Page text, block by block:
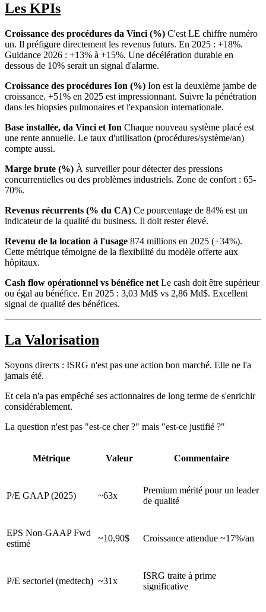
Les KPIs
Croissance des procédures da Vinci (%) C'est LE chiffre numéro
un. Il préfigure directement les revenus futurs. En 2025 : +18%.
Guidance 2026 : +13% à +15%. Une décélération durable en
dessous de 10% serait un signal d'alarme.
Croissance des procédures Ion (%) Ion est la deuxième jambe de
croissance. +51% en 2025 est impressionnant. Suivre la pénétration
dans les biopsies pulmonaires et l'expansion internationale.
Base installée, da Vinci et Ion Chaque nouveau système placé est
une rente annuelle. Le taux d'utilisation (procédures/système/an)
compte aussi.
Marge brute (%) À surveiller pour détecter des pressions
concurrentielles ou des problèmes industriels. Zone de confort : 65-
70%.
Revenus récurrents (% du CA) Ce pourcentage de 84% est un
indicateur de la qualité du business. Il doit rester élevé.
Revenu de la location à l'usage 874 millions en 2025 (+34%).
Cette métrique témoigne de la flexibilité du modèle offerte aux
hôpitaux.
Cash flow opérationnel vs bénéfice net Le cash doit être supérieur
ou égal au bénéfice. En 2025 : 3,03 Md$ vs 2,86 Md$. Excellent
signal de qualité des bénéfices.
La Valorisation
Soyons directs : ISRG n'est pas une action bon marché. Elle ne l'a
jamais été.
Et cela n'a pas empêché ses actionnaires de long terme de s'enrichir
considérablement.
La question n'est pas "est-ce cher ?" mais "est-ce justifié ?"
Métrique Valeur Commentaire
P/E GAAP (2025) ~63x
Premium mérité pour un leader
de qualité
EPS Non-GAAP Fwd
estimé
~10,90$ Croissance attendue ~17%/an
P/E sectoriel (medtech) ~31x
ISRG traite à prime
significative